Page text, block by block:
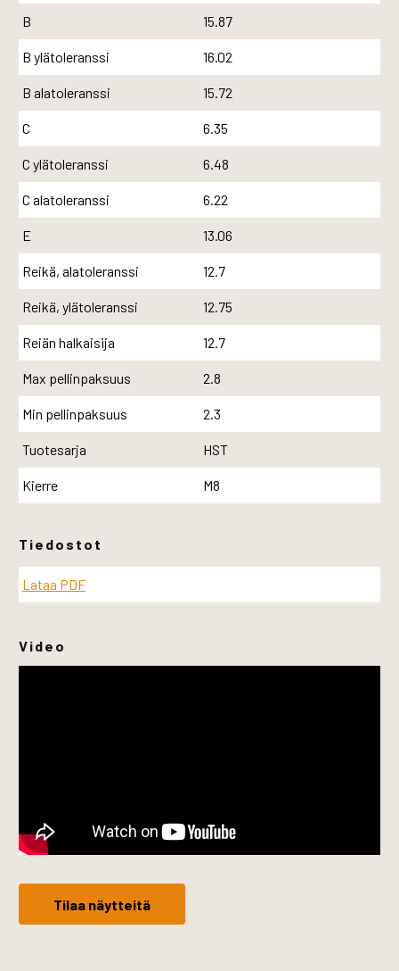
B 15.87
B ylätoleranssi 16.02
B alatoleranssi 15.72
C 6.35
C ylätoleranssi 6.48
C alatoleranssi 6.22
E 13.06
Reikä, alatoleranssi 12.7
Reikä, ylätoleranssi 12.75
Reiän halkaisija 12.7
Max pellinpaksuus 2.8
Min pellinpaksuus 2.3
Tuotesarja HST
Kierre M8
Tiedostot
Lataa PDF
Video
Tilaa näytteitä